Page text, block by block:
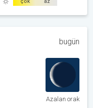
bugün
Azalan orak